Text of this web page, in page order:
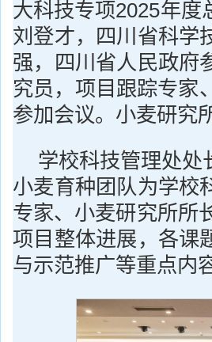
大科技专项2025年度
刘登才，四川省科学
强，四川省人民政府
究员，项目跟踪专家
参加会议。小麦研究
学校科技管理处处
小麦育种团队为学校
专家、小麦研究所所
项目整体进展，各课
与示范推广等重点内